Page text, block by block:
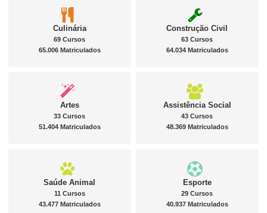
Culinária
69 Cursos
65.006 Matriculados
Construção Civil
63 Cursos
64.034 Matriculados
Artes
33 Cursos
51.404 Matriculados
Assistência Social
43 Cursos
48.369 Matriculados
Saúde Animal
11 Cursos
43.477 Matriculados
Esporte
29 Cursos
40.937 Matriculados